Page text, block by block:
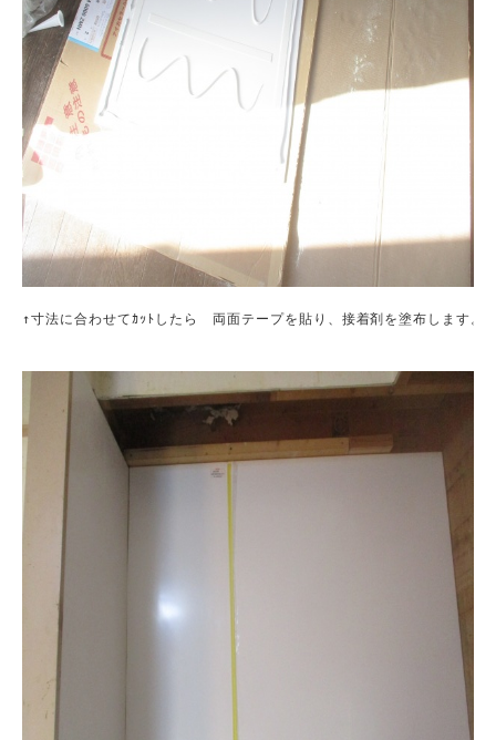
↑寸法に合わせてｶｯﾄしたら　両面テープを貼り、接着剤を塗布します。